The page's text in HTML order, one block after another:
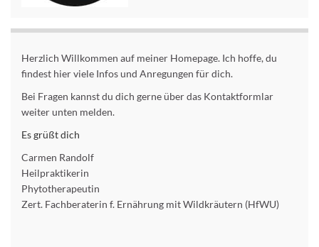
Herzlich Willkommen auf meiner Homepage. Ich hoffe, du
findest hier viele Infos und Anregungen für dich.
Bei Fragen kannst du dich gerne über das Kontaktformlar
weiter unten melden.
Es grüßt dich
Carmen Randolf
Heilpraktikerin
Phytotherapeutin
Zert. Fachberaterin f. Ernährung mit Wildkräutern (HfWU)